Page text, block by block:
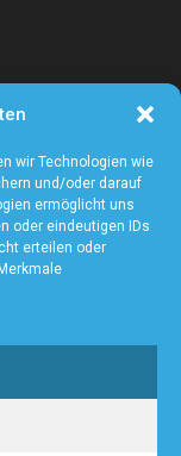
wir Technologien wie
und/oder darauf
ermöglicht uns
oder eindeutigen IDs
erteilen oder